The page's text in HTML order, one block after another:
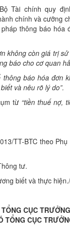
Tài chính quy
chính và cưỡng
thông báo hóa
không còn giá trị
báo cho cơ quan
thông báo hóa đơn
và nêu rõ lý do”.
từ “tiền thuế nợ,
TT-BTC theo
tư.
biết và thực
TỔNG CỤC TRƯỞNG
TỔNG CỤC